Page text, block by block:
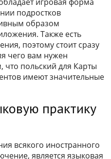
подростков
образом
Также есть
поэтому стоит сразу
чего вам нужен
что польский для Карты
имеют значительные
практику
всякого иностранного
является языковая